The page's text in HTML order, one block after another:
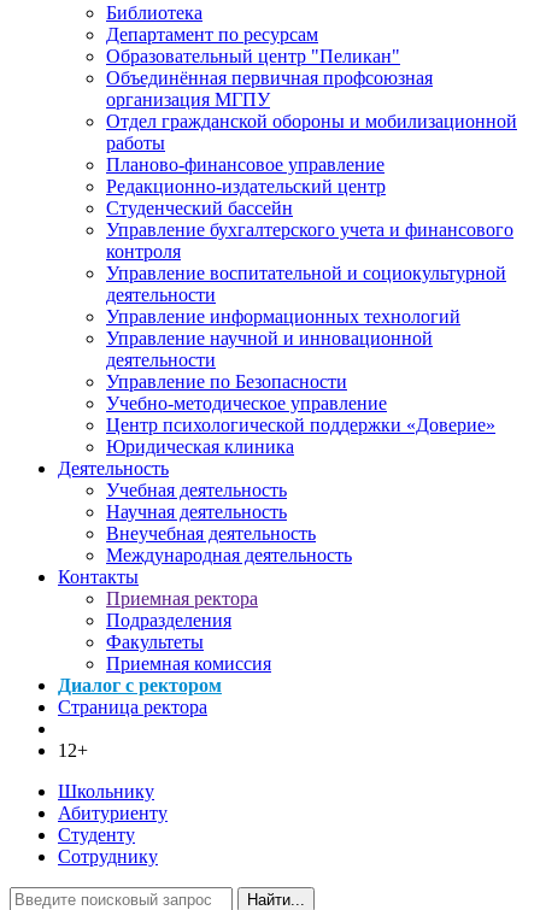
Библиотека
Департамент по ресурсам
Образовательный центр "Пеликан"
Объединённая первичная профсоюзная
организация МГПУ
Отдел гражданской обороны и мобилизационной
работы
Планово-финансовое управление
Редакционно-издательский центр
Студенческий бассейн
Управление бухгалтерского учета и финансового
контроля
Управление воспитательной и социокультурной
деятельности
Управление информационных технологий
Управление научной и инновационной
деятельности
Управление по Безопасности
Учебно-методическое управление
Центр психологической поддержки «Доверие»
Юридическая клиника
Деятельность
Учебная деятельность
Научная деятельность
Внеучебная деятельность
Международная деятельность
Контакты
Приемная ректора
Подразделения
Факультеты
Приемная комиссия
Диалог с ректором
Страница ректора
12+
Школьнику
Абитуриенту
Студенту
Сотруднику
Найти...